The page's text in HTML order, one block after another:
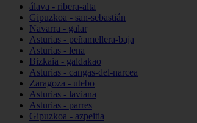
álava - ribera-alta
Gipuzkoa - san-sebastián
Navarra - galar
Asturias - peñamellera-baja
Asturias - lena
Bizkaia - galdakao
Asturias - cangas-del-narcea
Zaragoza - utebo
Asturias - laviana
Asturias - parres
Gipuzkoa - azpeitia